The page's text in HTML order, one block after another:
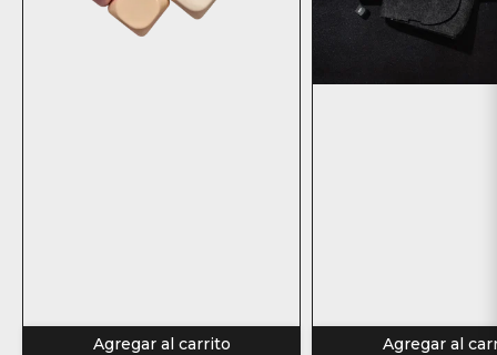
Agregar al carrito Agregar al